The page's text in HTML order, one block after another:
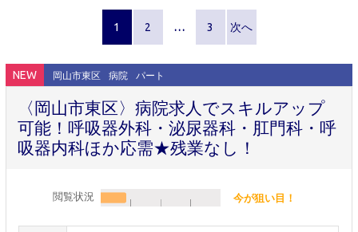
1 2 … 3 次へ
NEW 岡山市東区 病院 パート
〈岡山市東区〉病院求人でスキルアップ
可能！呼吸器外科・泌尿器科・肛門科・呼
吸器内科ほか応需★残業なし！
閲覧状況 今が狙い目！